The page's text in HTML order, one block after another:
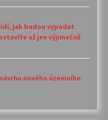
jak budou vypadat
už jen výjimečně
nového územního